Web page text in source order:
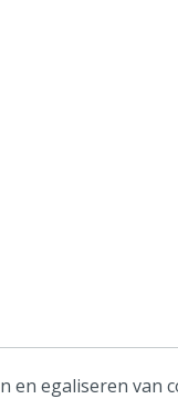
en egaliseren van